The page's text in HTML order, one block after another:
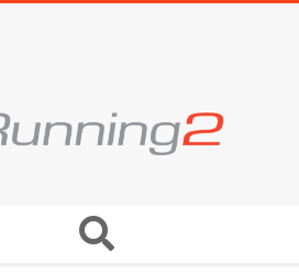
Search